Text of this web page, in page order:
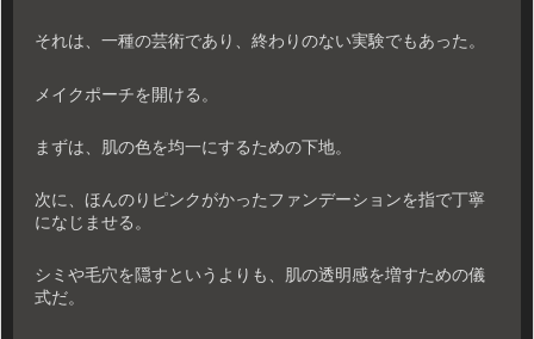
それは、一種の芸術であり、終わりのない実験でもあった。
メイクポーチを開ける。
まずは、肌の色を均一にするための下地。
次に、ほんのりピンクがかったファンデーションを指で丁寧
になじませる。
シミや毛穴を隠すというよりも、肌の透明感を増すための儀
式だ。